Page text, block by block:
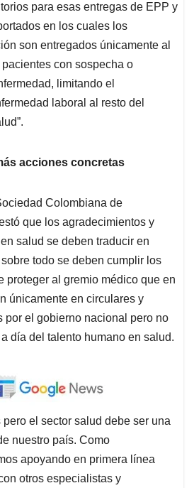
para esas entregas de EPP y
en los cuales los
son entregados únicamente al
con sospecha o
limitando el
laboral al resto del
acciones concretas
Colombiana de
que los agradecimientos y
salud se deben traducir en
todo se deben cumplir los
proteger al gremio médico que en
únicamente en circulares y
por el gobierno nacional pero no
día del talento humano en salud.
el sector salud debe ser una
nuestro país. Como
apoyando en primera línea
otros especialistas y